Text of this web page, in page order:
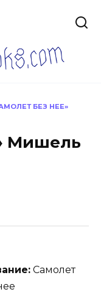
БЕЗ НЕЕ»
Мишель
Самолет